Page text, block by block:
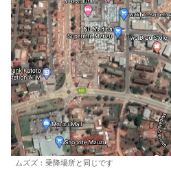
ムズズ：乗降場所と同じです